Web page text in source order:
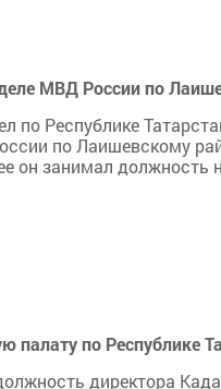
МВД России по
по Республике
по Лаишевскому
он занимал
палату по Республике
директора